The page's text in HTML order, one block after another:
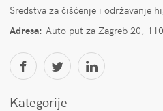
Sredstva za čišćenje i održavanje
Adresa: Auto put za Zagreb 20,
Kategorije